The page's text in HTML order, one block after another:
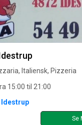
Italiensk, Pizzeria
15:00 til 21:00
Idestrup
Se